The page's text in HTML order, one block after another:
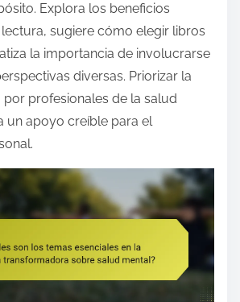
Explora los beneficios
sugiere cómo elegir libros
la importancia de involucrarse
diversas. Priorizar la
por profesionales de la salud
un apoyo creíble para el